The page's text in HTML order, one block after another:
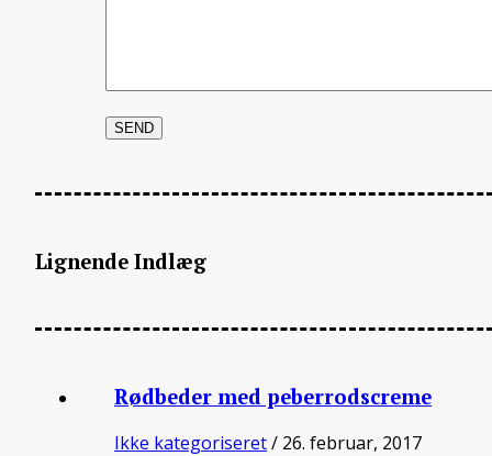
Lignende Indlæg
Rødbeder med peberrodscreme
Ikke kategoriseret/ 26. februar, 2017